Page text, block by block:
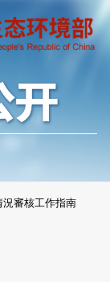
審核工作指南